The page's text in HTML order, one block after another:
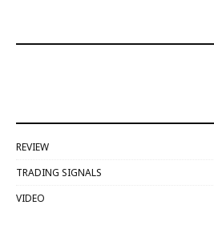
REVIEW
TRADING SIGNALS
VIDEO